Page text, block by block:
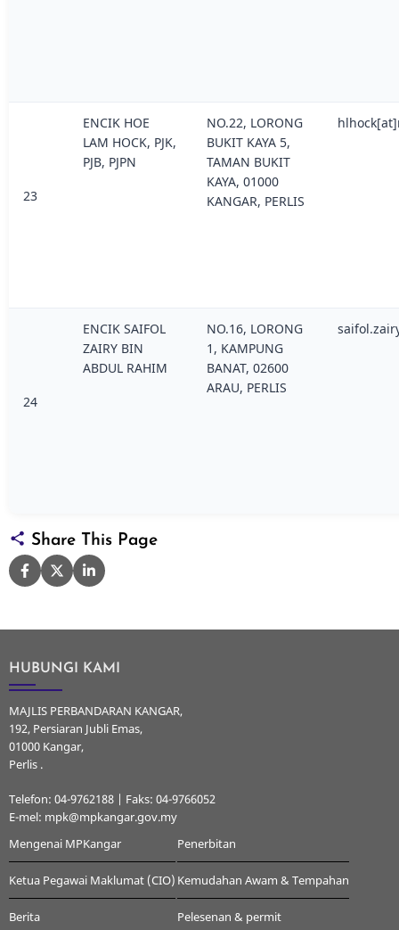
23
ENCIK HOE
LAM HOCK, PJK,
PJB, PJPN
NO.22, LORONG
BUKIT KAYA 5,
TAMAN BUKIT
KAYA, 01000
KANGAR, PERLIS
24
ENCIK SAIFOL
ZAIRY BIN
ABDUL RAHIM
NO.16, LORONG
1, KAMPUNG
BANAT, 02600
ARAU, PERLIS
Share This Page
HUBUNGI KAMI
MAJLIS PERBANDARAN KANGAR,
192, Persiaran Jubli Emas,
01000 Kangar,
Perlis .
Telefon: 04-9762188 | Faks: 04-9766052
E-mel: mpk@mpkangar.gov.my
Mengenai MPKangar
Ketua Pegawai Maklumat (CIO)
Berita
Penerbitan
Kemudahan Awam & Tempahan
Pelesenan & permit